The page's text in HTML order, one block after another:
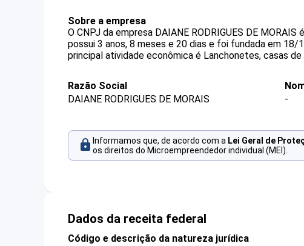
Sobre a empresa
O CNPJ da empresa DAIANE RODRIGUES DE MORAIS é
possui 3 anos, 8 meses e 20 dias e foi fundada em 18/
principal atividade econômica é Lanchonetes, casas de
Razão Social
DAIANE RODRIGUES DE MORAIS
-
Informamos que, de acordo com a Lei Geral de
os direitos do Microempreendedor individual (MEI).
Dados da receita federal
Código e descrição da natureza jurídica